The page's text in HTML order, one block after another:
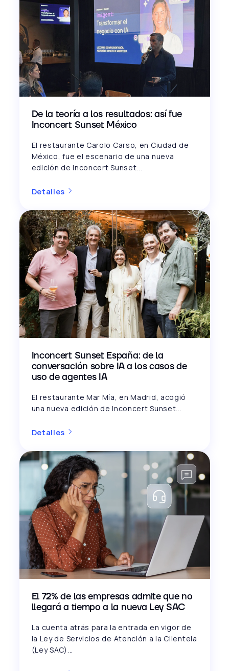
De la teoría a los resultados: así fue
Inconcert Sunset México
El restaurante Carolo Carso, en Ciudad de
México, fue el escenario de una nueva
edición de Inconcert Sunset...
Detalles
Inconcert Sunset España: de la
conversación sobre IA a los casos de
uso de agentes IA
El restaurante Mar Mía, en Madrid, acogió
una nueva edición de Inconcert Sunset...
Detalles
El 72% de las empresas admite que no
llegará a tiempo a la nueva Ley SAC
La cuenta atrás para la entrada en vigor de
la Ley de Servicios de Atención a la Clientela
(Ley SAC)...